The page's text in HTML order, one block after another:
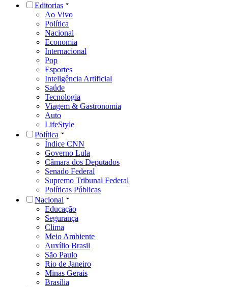
Editorias
Ao Vivo
Política
Nacional
Economia
Internacional
Pop
Esportes
Inteligência Artificial
Saúde
Tecnologia
Viagem & Gastronomia
Auto
LifeStyle
Política
Índice CNN
Governo Lula
Câmara dos Deputados
Senado Federal
Supremo Tribunal Federal
Políticas Públicas
Nacional
Educação
Segurança
Clima
Meio Ambiente
Auxílio Brasil
São Paulo
Rio de Janeiro
Minas Gerais
Brasília